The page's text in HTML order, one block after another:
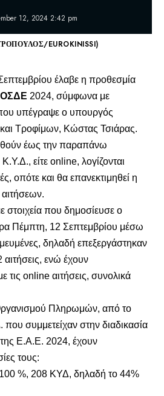
12, 2024 2:42 pm
EUROKINISSI)
έλαβε η προθεσμία
ΟΣΔΕ 2024, σύμφωνα με
υπέγραψε ο υπουργός
Τροφίμων, Κώστας Τσιάρας.
έως την παραπάνω
είτε online, λογίζονται
οπότε και θα επανεκτιμηθεί η
που δημοσίευσε ο
Πέμπτη, 12 Σεπτεμβρίου μέσω
δηλαδή επεξεργάστηκαν
ενώ έχουν
τις online αιτήσεις, συνολικά
Πληρωμών, από το
συμμετείχαν στην διαδικασία
Ε.Α.Ε. 2024, έχουν
τους:
%, 208 ΚΥΔ, δηλαδή το 44%